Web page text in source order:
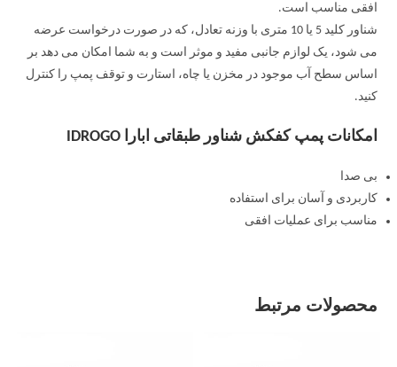
افقی مناسب است.
شناور کلید 5 یا 10 متری با وزنه تعادل، که در صورت درخواست عرضه
می شود، یک لوازم جانبی مفید و موثر است و به شما امکان می دهد بر
اساس سطح آب موجود در مخزن یا چاه، استارت و توقف پمپ را کنترل
کنید.
امکانات پمپ کفکش شناور طبقاتی ابارا IDROGO
بی صدا
کاربردی و آسان برای استفاده
مناسب برای عملیات افقی
محصولات مرتبط